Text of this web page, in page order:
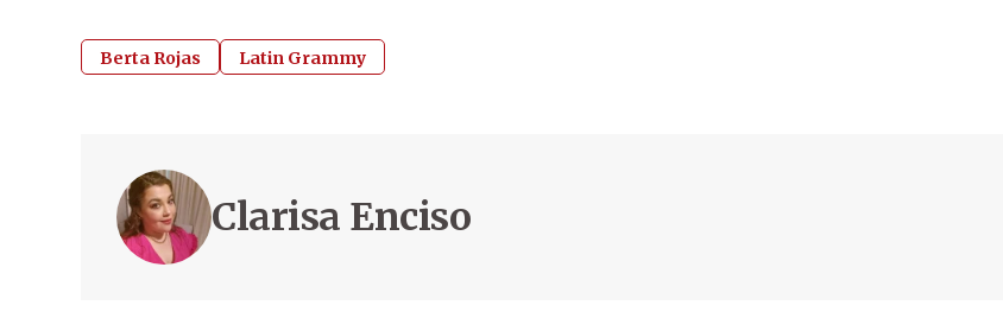
Berta Rojas Latin Grammy
Clarisa Enciso